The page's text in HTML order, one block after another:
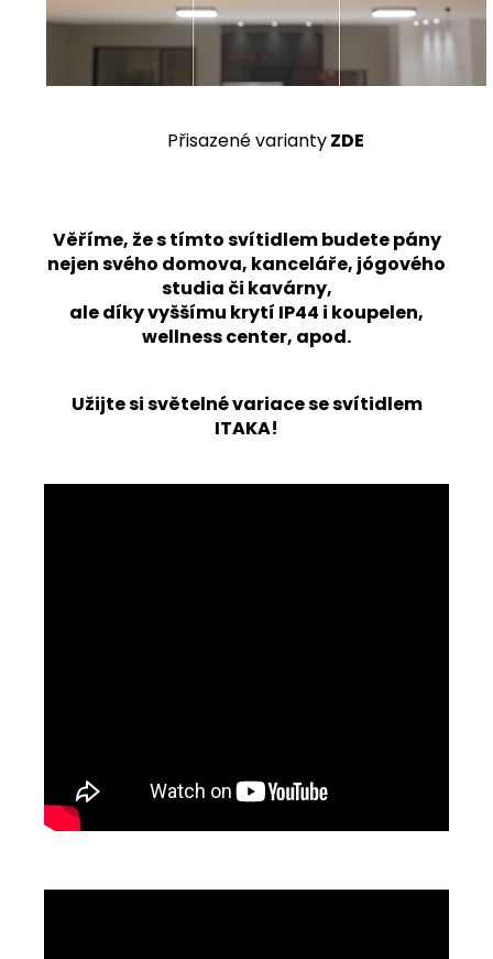
Přisazené variantyZDE
Věříme, že s tímto svítidlem budete pány
nejen svého domova, kanceláře, jógového
studia či kavárny,
ale díky vyššímu krytí IP44 i koupelen,
wellness center, apod.
Užijte si světelné variace se svítidlem
ITAKA!